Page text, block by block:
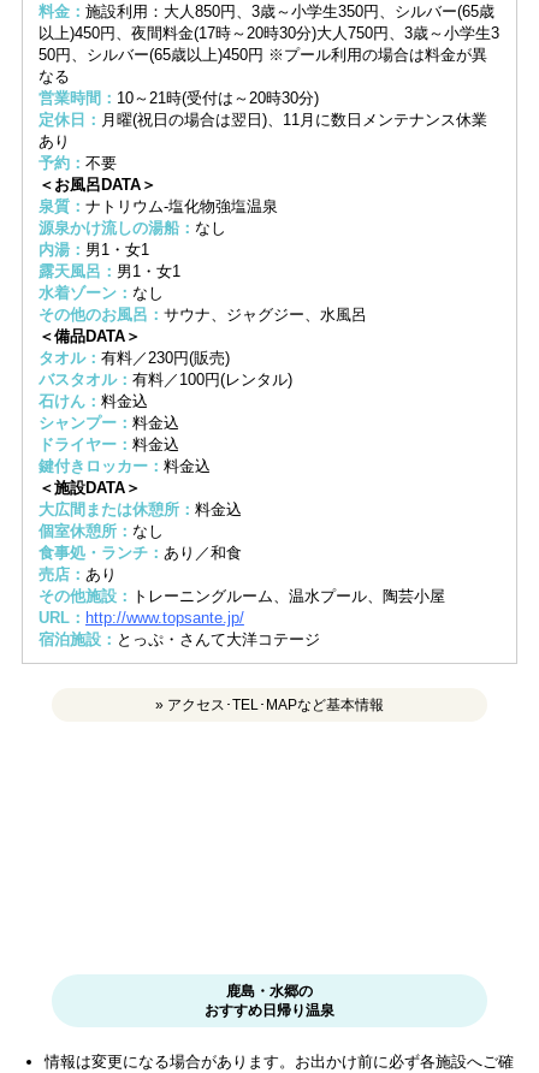
料金： 施設利用：大人850円、3歳～小学生350円、シルバー(65歳
以上)450円、夜間料金(17時～20時30分)大人750円、3歳～小学生3
50円、シルバー(65歳以上)450円 ※プール利用の場合は料金が異
なる
営業時間： 10～21時(受付は～20時30分)
定休日： 月曜(祝日の場合は翌日)、11月に数日メンテナンス休業
あり
予約： 不要
＜お風呂DATA＞
泉質： ナトリウム-塩化物強塩温泉
源泉かけ流しの湯船： なし
内湯： 男1・女1
露天風呂： 男1・女1
水着ゾーン： なし
その他のお風呂： サウナ、ジャグジー、水風呂
＜備品DATA＞
タオル： 有料／230円(販売)
バスタオル： 有料／100円(レンタル)
石けん： 料金込
シャンプー： 料金込
ドライヤー： 料金込
鍵付きロッカー： 料金込
＜施設DATA＞
大広間または休憩所： 料金込
個室休憩所： なし
食事処・ランチ： あり／和食
売店： あり
その他施設： トレーニングルーム、温水プール、陶芸小屋
URL： http://www.topsante.jp/
宿泊施設： とっぷ・さんて大洋コテージ
» アクセス･TEL･MAPなど基本情報
鹿島・水郷の
おすすめ日帰り温泉
情報は変更になる場合があります。お出かけ前に必ず各施設へご確